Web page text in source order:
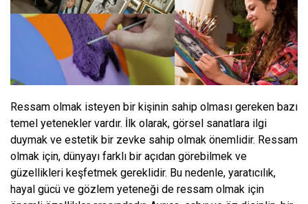
Ressam olmak isteyen bir kişinin sahip olması gereken bazı
temel yetenekler vardır. İlk olarak, görsel sanatlara ilgi
duymak ve estetik bir zevke sahip olmak önemlidir. Ressam
olmak için, dünyayı farklı bir açıdan görebilmek ve
güzellikleri keşfetmek gereklidir. Bu nedenle, yaratıcılık,
hayal gücü ve gözlem yeteneği de ressam olmak için